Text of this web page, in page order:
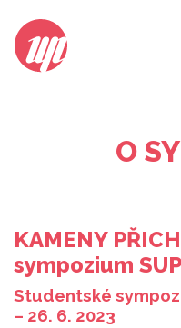
O
KAMENY
sympozium
Studentské
– 26. 6. 2023